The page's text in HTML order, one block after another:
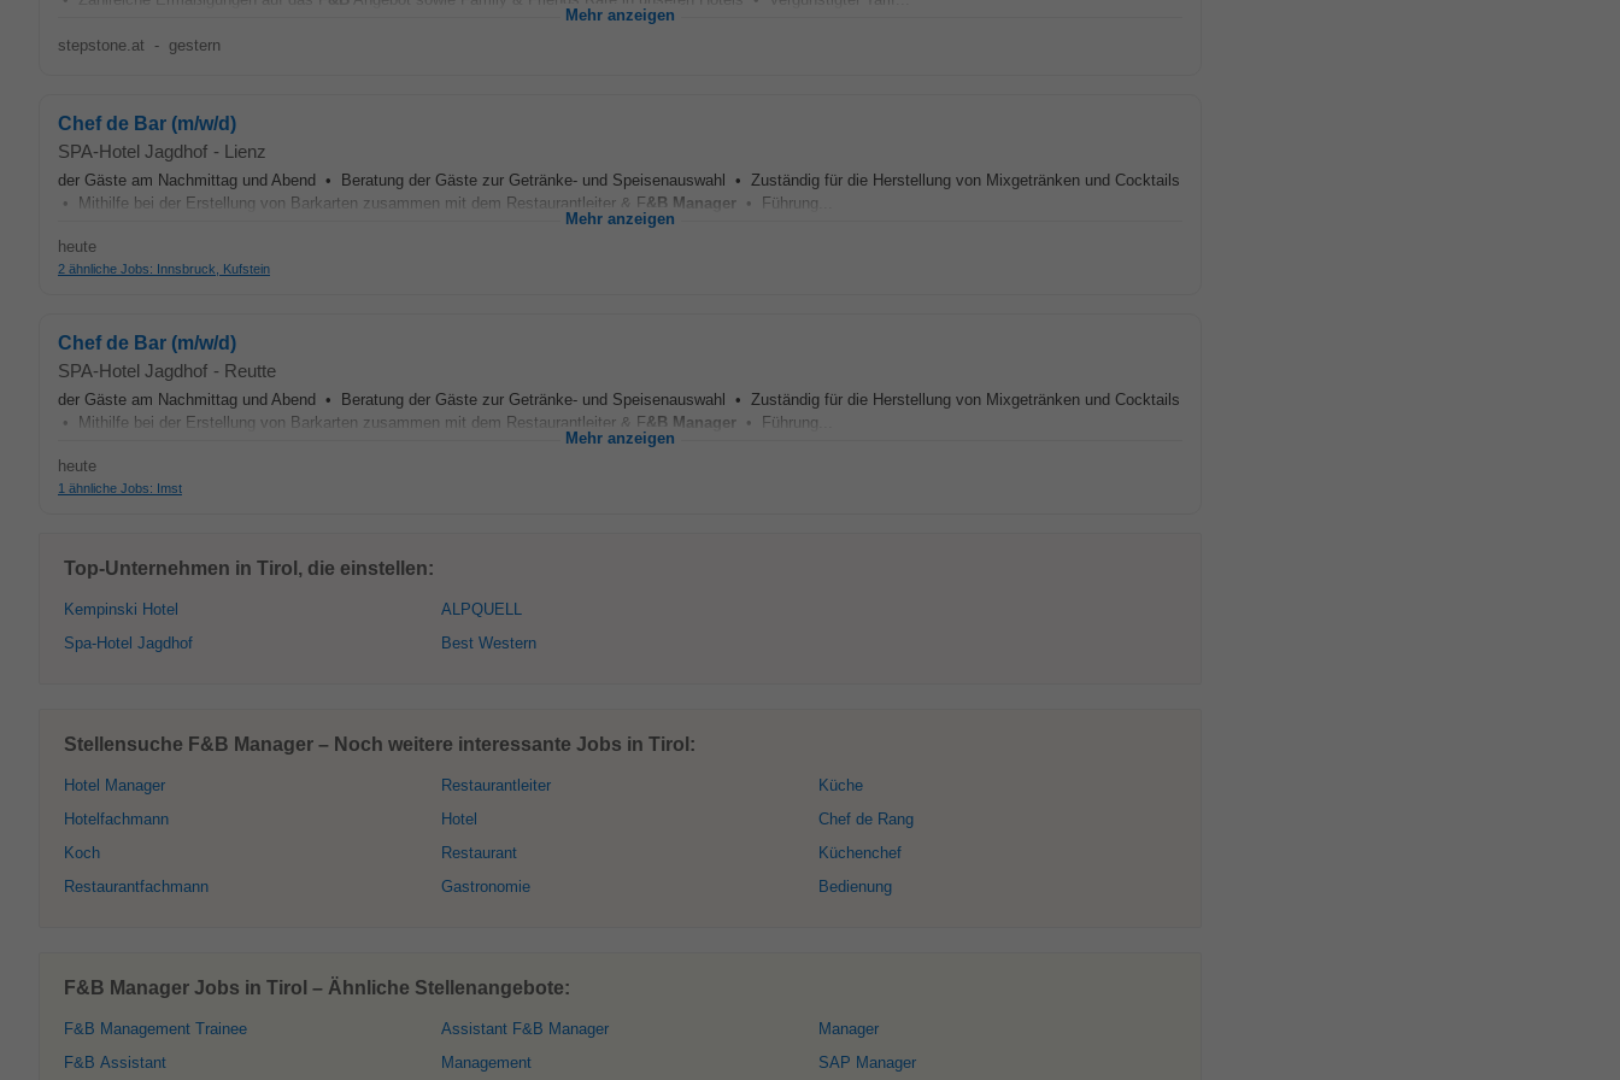
Mehr anzeigen
stepstone.at - gestern
Chef de Bar (m/w/d)
SPA-Hotel Jagdhof - Lienz
der Gäste am Nachmittag und Abend • Beratung der Gäste zur Getränke- und Speisenauswahl • Zuständig für die Herstellung von Mixgetränken und Cocktails
• Mithilfe bei der Erstellung von Barkarten zusammen mit dem Restaurantleiter & F&B Manager • Führung...
Mehr anzeigen
heute
2 ähnliche Jobs: Innsbruck, Kufstein
Chef de Bar (m/w/d)
SPA-Hotel Jagdhof - Reutte
der Gäste am Nachmittag und Abend • Beratung der Gäste zur Getränke- und Speisenauswahl • Zuständig für die Herstellung von Mixgetränken und Cocktails
• Mithilfe bei der Erstellung von Barkarten zusammen mit dem Restaurantleiter & F&B Manager • Führung...
Mehr anzeigen
heute
1 ähnliche Jobs: Imst
Top-Unternehmen in Tirol, die einstellen:
Kempinski Hotel
Spa-Hotel Jagdhof
ALPQUELL
Best Western
Stellensuche F&B Manager – Noch weitere interessante Jobs in Tirol:
Hotel Manager
Hotelfachmann
Koch
Restaurantfachmann
Restaurantleiter
Hotel
Restaurant
Gastronomie
Küche
Chef de Rang
Küchenchef
Bedienung
F&B Manager Jobs in Tirol – Ähnliche Stellenangebote:
F&B Management Trainee
F&B Assistant
Assistant F&B Manager
Management
Manager
SAP Manager